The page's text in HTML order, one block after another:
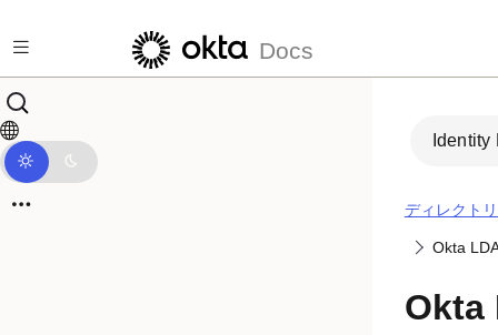
Docs
Identity
ディレクト
Okta
Okta